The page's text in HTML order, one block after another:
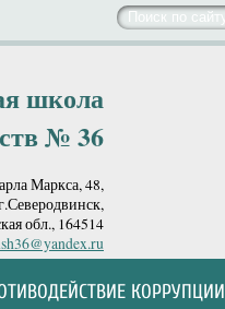
школа
№ 36
Маркса, 48,
обл., 164514
КОРРУПЦИИ